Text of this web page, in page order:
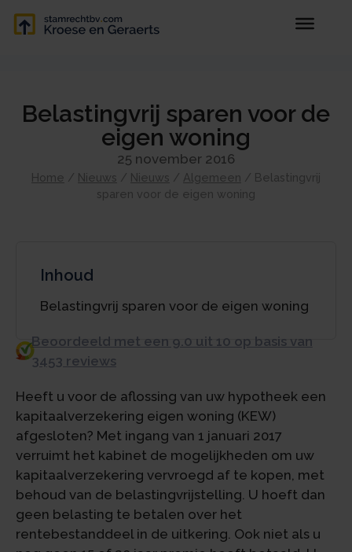
Belastingvrij sparen voor de
eigen woning
25 november 2016
Home / Nieuws / Nieuws / Algemeen / Belastingvrij
sparen voor de eigen woning
Inhoud
Belastingvrij sparen voor de eigen woning
Beoordeeld met een 9.0 uit 10 op basis van
3453 reviews
Heeft u voor de aflossing van uw hypotheek een
kapitaalverzekering eigen woning (KEW)
afgesloten? Met ingang van 1 januari 2017
verruimt het kabinet de mogelijkheden om uw
kapitaalverzekering vervroegd af te kopen, met
behoud van de belastingvrijstelling. U hoeft dan
geen belasting te betalen over het
rentebestanddeel in de uitkering. Ook niet als u